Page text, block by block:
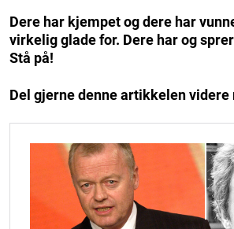
Dere har kjempet og dere har
virkelig glade for. Dere har og
Stå på!
Del gjerne denne artikkelen videre